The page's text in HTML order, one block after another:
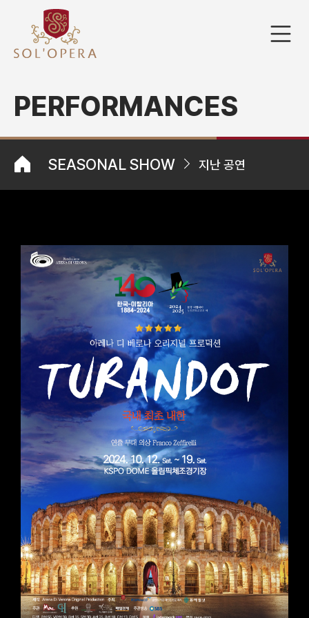
PERFORMANCES
SEASONAL SHOW 지난 공연